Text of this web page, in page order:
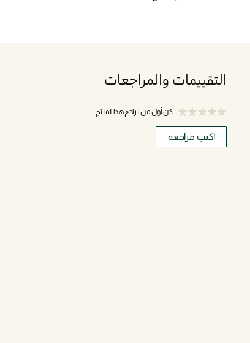
التقييمات والمراجعات
كن أول من يراجع هذا المنتج
اكتب مراجعة